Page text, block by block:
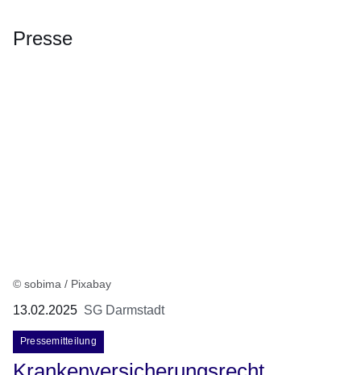
Presse
© sobima / Pixabay
13.02.2025 SG Darmstadt
Pressemitteilung